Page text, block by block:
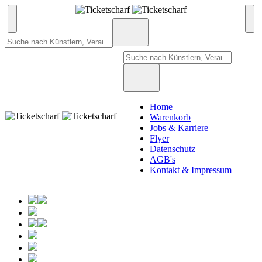
Home
Warenkorb
Jobs & Karriere
Flyer
Datenschutz
AGB's
Kontakt & Impressum